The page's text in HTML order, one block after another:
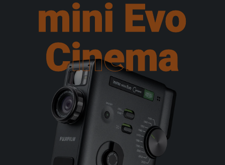
mini Evo
Cinema
mini Evo
Cinema